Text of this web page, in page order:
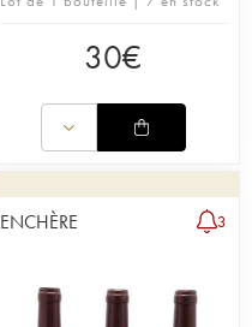
30€
ENCHÈRE 3